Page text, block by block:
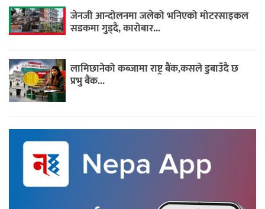
जेनजी आन्दोलनमा जलेको भनिएको मोटरसाइकल
सडकमा गुड्दै, कारोबार...
लामिछानेको कब्जामा राष्ट्र बैंक,कसले डुबाउँदै छ
प्रभु बैंक...